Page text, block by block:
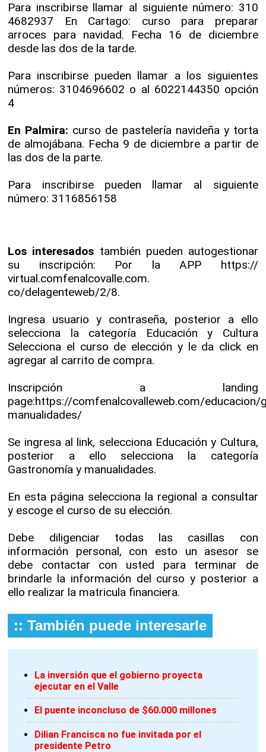
Para inscribirse llamar al siguiente número: 310
4682937 En Cartago: curso para preparar
arroces para navidad. Fecha 16 de diciembre
desde las dos de la tarde.
Para inscribirse pueden llamar a los siguientes
números: 3104696602 o al 6022144350 opción
4
En Palmira: curso de pastelería navideña y torta
de almojábana. Fecha 9 de diciembre a partir de
las dos de la parte.
Para inscribirse pueden llamar al siguiente
número: 3116856158
Los interesados también pueden autogestionar
su inscripción: Por la APP https://
virtual.comfenalcovalle.com.
co/delagenteweb/2/8.
Ingresa usuario y contraseña, posterior a ello
selecciona la categoría Educación y Cultura
Selecciona el curso de elección y le da click en
agregar al carrito de compra.
Inscripción a landing
page:https://comfenalcovalleweb.com/educacion/
manualidades/
Se ingresa al link, selecciona Educación y Cultura,
posterior a ello selecciona la categoría
Gastronomía y manualidades.
En esta página selecciona la regional a consultar
y escoge el curso de su elección.
Debe diligenciar todas las casillas con
información personal, con esto un asesor se
debe contactar con usted para terminar de
brindarle la información del curso y posterior a
ello realizar la matricula financiera.
:: También puede interesarle
La inversión que el gobierno proyecta
ejecutar en el Valle
El puente inconcluso de $60.000 millones
Dilian Francisca no fue invitada por el
presidente Petro